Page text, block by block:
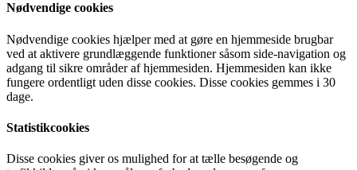
Nødvendige cookies
Nødvendige cookies hjælper med at gøre en hjemmeside brugbar
ved at aktivere grundlæggende funktioner såsom side-navigation og
adgang til sikre områder af hjemmesiden. Hjemmesiden kan ikke
fungere ordentligt uden disse cookies. Disse cookies gemmes i 30
dage.
Statistikcookies
Disse cookies giver os mulighed for at tælle besøgende og